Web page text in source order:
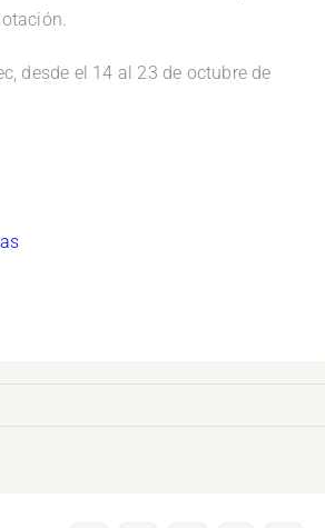
desde el 14 al 23 de octubre de